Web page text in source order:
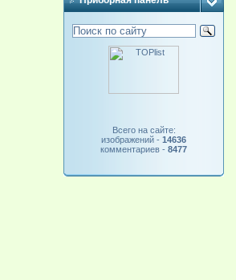
Всего на сайте:
изображений -14636
комментариев -8477